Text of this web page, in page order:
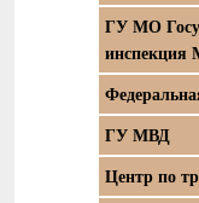
ГУ МО
инспекция
ГУ МВД
Центр по